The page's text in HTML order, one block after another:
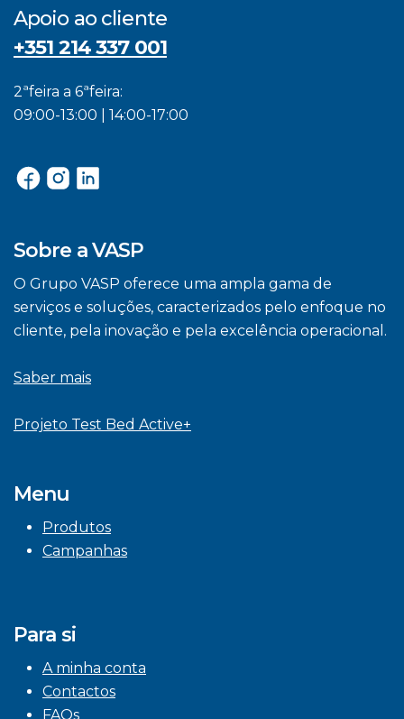
Apoio ao cliente
+351 214 337 001
2ªfeira a 6ªfeira:
09:00-13:00 | 14:00-17:00
Sobre a VASP
O Grupo VASP oferece uma ampla gama de
serviços e soluções, caracterizados pelo enfoque no
cliente, pela inovação e pela excelência operacional.
Saber mais
Projeto Test Bed Active+
Menu
Produtos
Campanhas
Para si
A minha conta
Contactos
FAQs